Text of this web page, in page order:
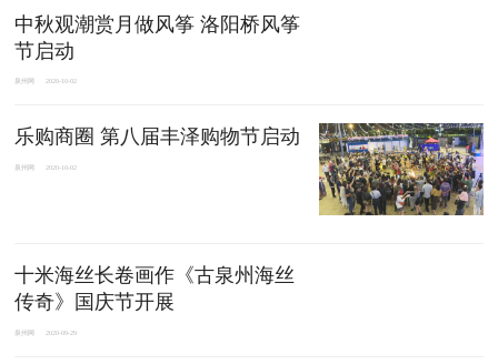
中秋观潮赏月做风筝 洛阳桥风筝
节启动
泉州网 2020-10-02
乐购商圈 第八届丰泽购物节启动
泉州网 2020-10-02
十米海丝长卷画作《古泉州海丝
传奇》国庆节开展
泉州网 2020-09-29